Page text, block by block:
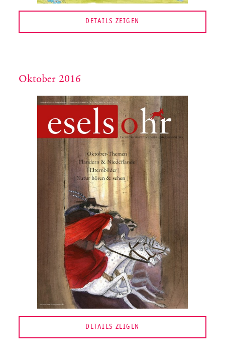
DETAILS ZEIGEN
Oktober 2016
DETAILS ZEIGEN